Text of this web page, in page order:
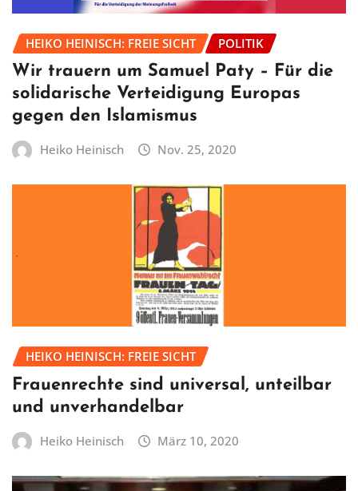
HEIKO HEINISCH: FREIE SICHT POLITIK
Wir trauern um Samuel Paty – Für die
solidarische Verteidigung Europas
gegen den Islamismus
Heiko Heinisch Nov. 25, 2020
HEIKO HEINISCH: FREIE SICHT
Frauenrechte sind universal, unteilbar
und unverhandelbar
Heiko Heinisch März 10, 2020